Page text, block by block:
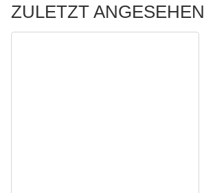
ZULETZT ANGESEHEN